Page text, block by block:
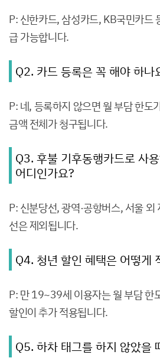
P: 신한카드, 삼성카드, KB국민카드
급 가능합니다.
Q2. 카드 등록은 꼭 해야 하나
P: 네, 등록하지 않으면 월 부담 한도
금액 전체가 청구됩니다.
Q3. 후불 기후동행카드로 사
어디인가요?
P: 신분당선, 광역·공항버스, 서울 외
선은 제외됩니다.
Q4. 청년 할인 혜택은 어떻게
P: 만 19~39세 이용자는 월 부담 한
할인이 추가 적용됩니다.
Q5. 하차 태그를 하지 않았을